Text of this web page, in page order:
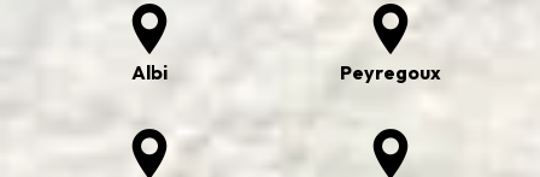
Albi Peyregoux